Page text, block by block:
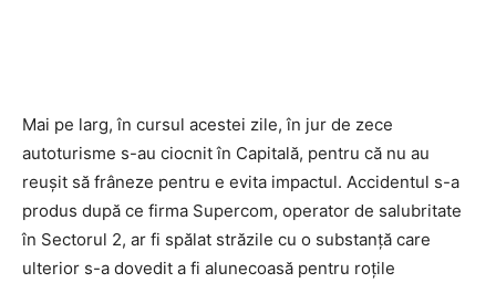
Mai pe larg, în cursul acestei zile, în jur de zece
autoturisme s-au ciocnit în Capitală, pentru că nu au
reușit să frâneze pentru e evita impactul. Accidentul s-a
produs după ce firma Supercom, operator de salubritate
în Sectorul 2, ar fi spălat străzile cu o substanță care
ulterior s-a dovedit a fi alunecoasă pentru roțile